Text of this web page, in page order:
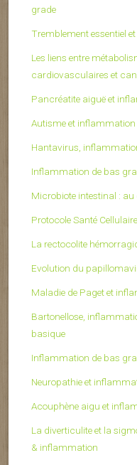
grade
Tremblement essentiel
Les liens entre
cardiovasculaires et
Pancréatite aiguë et
Autisme et
Hantavirus,
Inflammation de bas
Microbiote intestinal :
Protocole Santé
La rectocolite
Evolution du
Maladie de Paget et
Bartonellose,
basique
Inflammation de bas
Neuropathie et
Acouphène aigu et
La diverticulite et la
& inflammation